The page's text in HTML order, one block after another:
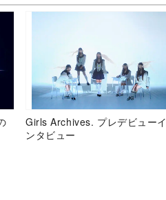
Girls Archives. プレデビューイ
ンタビュー